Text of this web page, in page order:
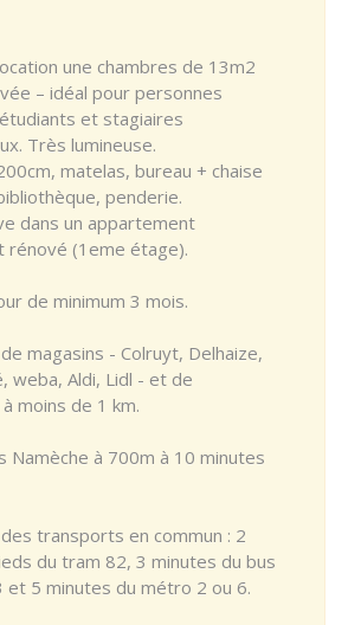
une chambres de 13m2
– idéal pour personnes
et stagiaires
Très lumineuse.
matelas, bureau + chaise
penderie.
dans un appartement
rénové (1eme étage).
de minimum 3 mois.
magasins - Colruyt, Delhaize,
weba, Aldi, Lidl - et de
moins de 1 km.
Namèche à 700m à 10 minutes
transports en commun : 2
du tram 82, 3 minutes du bus
et 5 minutes du métro 2 ou 6.